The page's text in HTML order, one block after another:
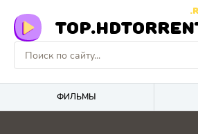
ФИЛЬМЫ